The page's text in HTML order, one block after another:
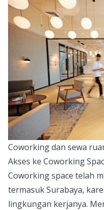
Coworking dan sewa
Akses ke Coworking
Coworking space telah
termasuk Surabaya,
lingkungan kerjanya.